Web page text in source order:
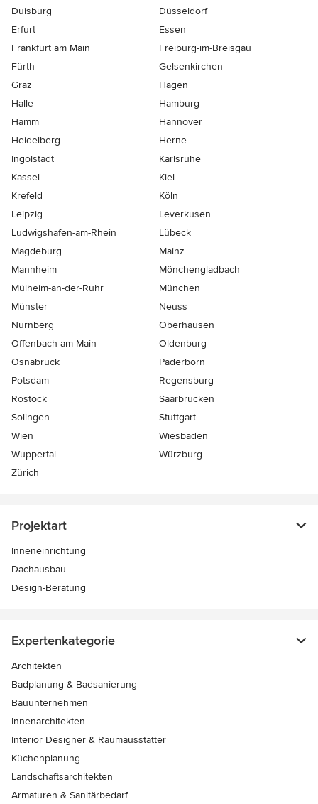
Duisburg
Düsseldorf
Erfurt
Essen
Frankfurt am Main
Freiburg-im-Breisgau
Fürth
Gelsenkirchen
Graz
Hagen
Halle
Hamburg
Hamm
Hannover
Heidelberg
Herne
Ingolstadt
Karlsruhe
Kassel
Kiel
Krefeld
Köln
Leipzig
Leverkusen
Ludwigshafen-am-Rhein
Lübeck
Magdeburg
Mainz
Mannheim
Mönchen­gladbach
Mülheim-an-der-Ruhr
München
Münster
Neuss
Nürnberg
Oberhausen
Offenbach-am-Main
Oldenburg
Osnabrück
Paderborn
Potsdam
Regensburg
Rostock
Saarbrücken
Solingen
Stuttgart
Wien
Wiesbaden
Wuppertal
Würzburg
Zürich
Projektart
Inneneinrichtung
Dachausbau
Design-Beratung
Expertenkategorie
Architekten
Badplanung & Badsanierung
Bauunternehmen
Innenarchitekten
Interior Designer & Raumausstatter
Küchenplanung
Landschaftsarchitekten
Armaturen & Sanitärbedarf